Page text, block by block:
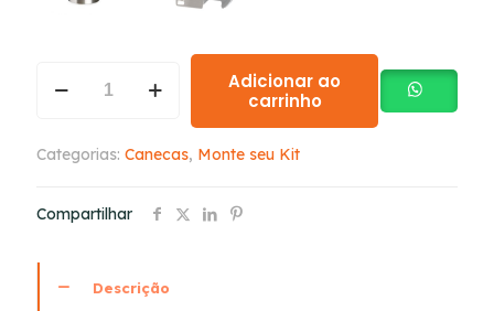
Adicionar ao
carrinho
Categorias: Canecas, Monte seu Kit
Compartilhar
Descrição